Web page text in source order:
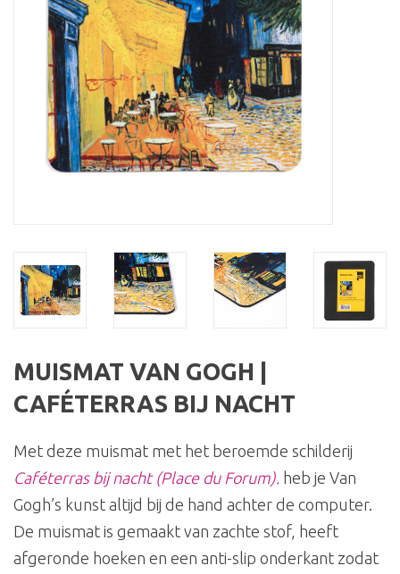
MUISMAT VAN GOGH |
CAFÉTERRAS BIJ NACHT
Met deze muismat met het beroemde schilderij
Caféterras bij nacht (Place du Forum). heb je Van
Gogh’s kunst altijd bij de hand achter de computer.
De muismat is gemaakt van zachte stof, heeft
afgeronde hoeken en een anti-slip onderkant zodat